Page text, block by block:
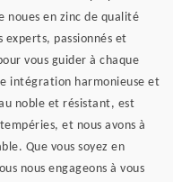
noues en zinc de qualité
experts, passionnés et
vous guider à chaque
intégration harmonieuse et
noble et résistant, est
et nous avons à
Que vous soyez en
nous engageons à vous